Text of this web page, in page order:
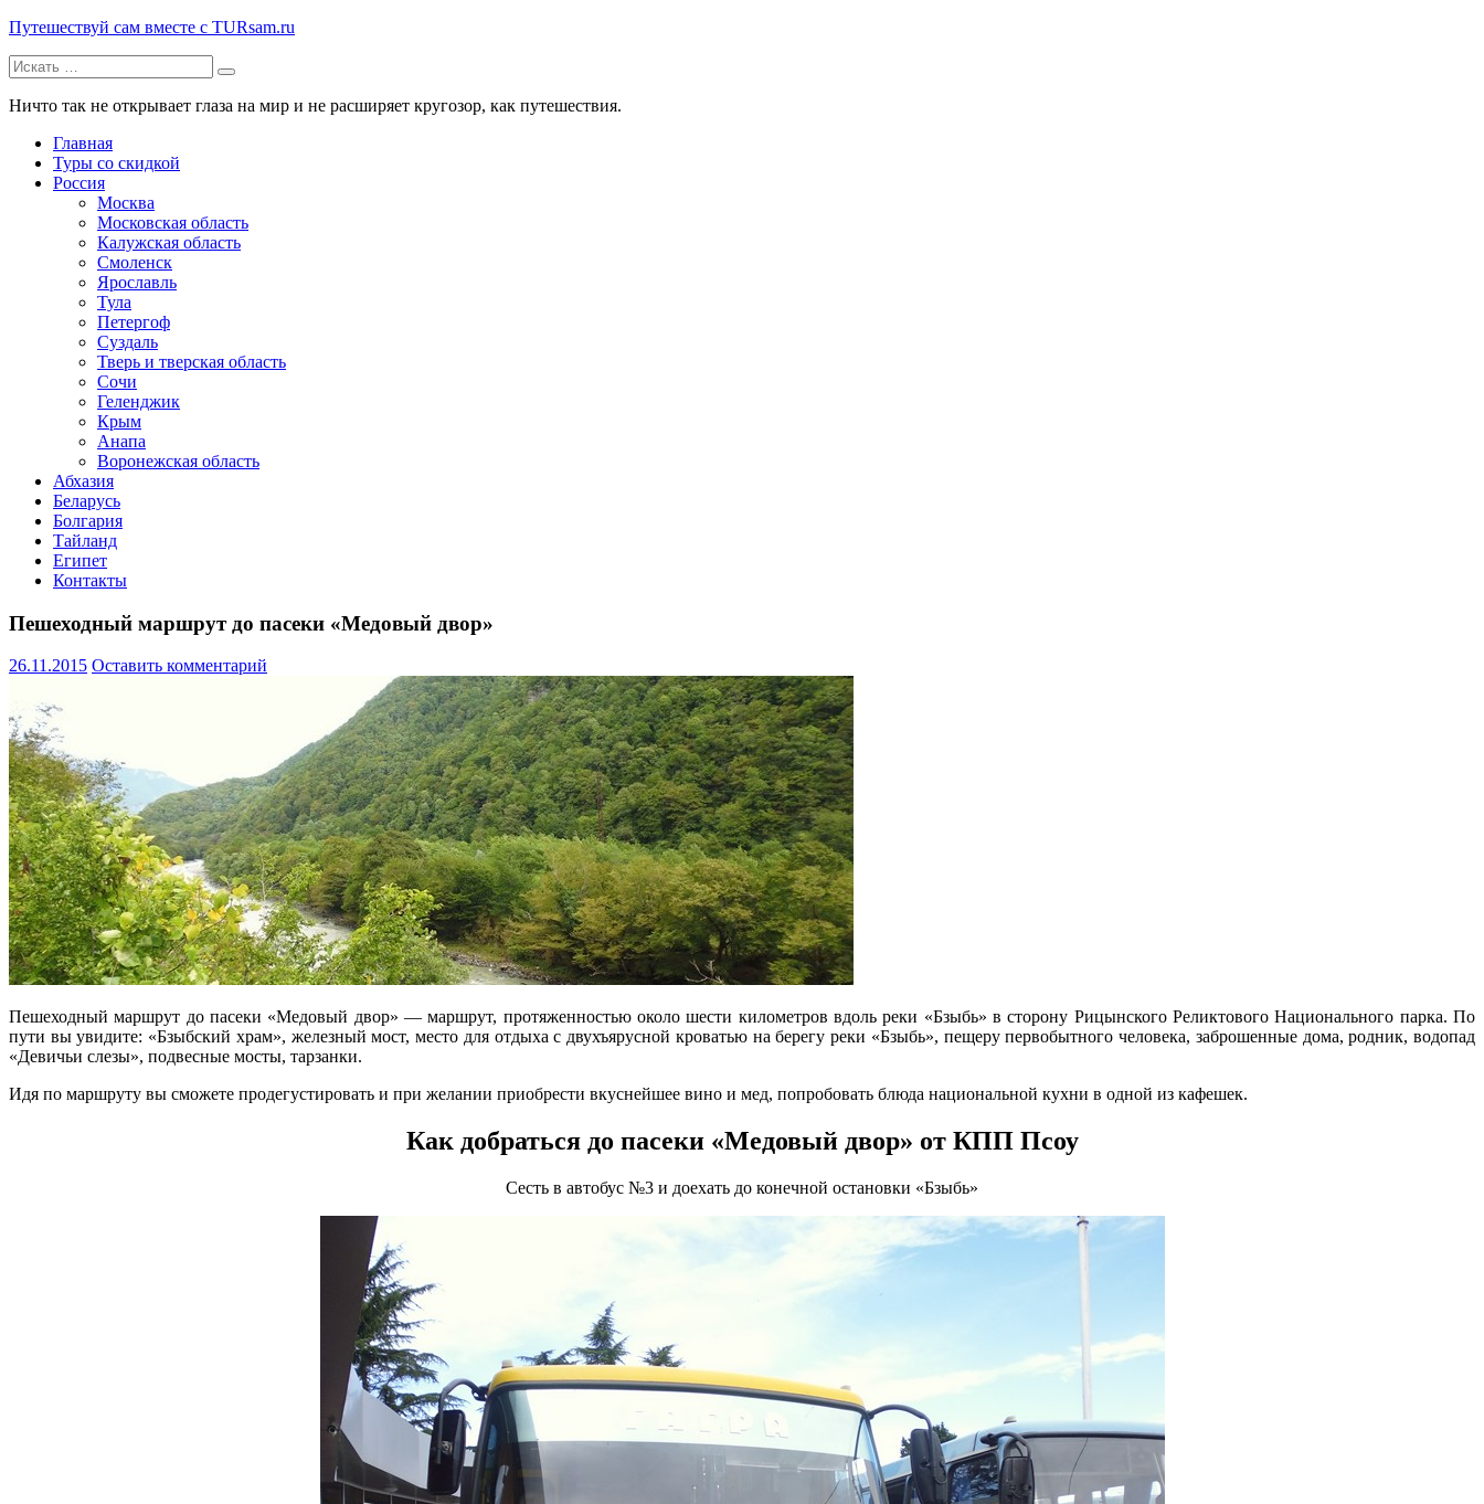
Путешествуй сам вместе с TURsam.ru
Путешествуй и узнавай новые места вместе с нами.
Искать:
Ничто так не открывает глаза на мир и не расширяет кругозор, как путешествия.
Главная
Туры со скидкой
Россия
Москва
Московская область
Калужская область
Смоленск
Ярославль
Тула
Петергоф
Суздаль
Тверь и тверская область
Сочи
Геленджик
Крым
Анапа
Воронежская область
Абхазия
Беларусь
Болгария
Тайланд
Египет
Контакты
Пешеходный маршрут до пасеки «Медовый двор»
26.11.2015 Оставить комментарий
Пешеходный маршрут до пасеки «Медовый двор» — маршрут, протяженностью около шести километров вдоль реки «Бзыбь» в сторону Рицынского Реликтового Национального парка. По
пути вы увидите: «Бзыбский храм», железный мост, место для отдыха с двухъярусной кроватью на берегу реки «Бзыбь», пещеру первобытного человека, заброшенные дома, родник, водопад
«Девичьи слезы», подвесные мосты, тарзанки.
Идя по маршруту вы сможете продегустировать и при желании приобрести вкуснейшее вино и мед, попробовать блюда национальной кухни в одной из кафешек.
Как добраться до пасеки «Медовый двор» от КПП Псоу
Сесть в автобус №3 и доехать до конечной остановки «Бзыбь»